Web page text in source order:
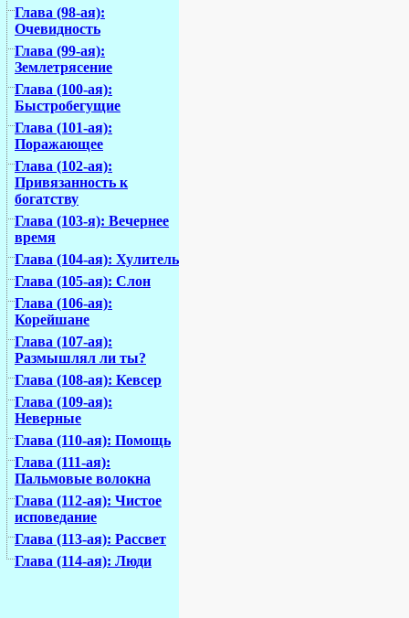
Глава (98-ая):
Очевидность
Глава (99-ая):
Землетрясение
Глава (100-ая):
Быстробегущие
Глава (101-ая):
Поражающее
Глава (102-ая):
Привязанность к
богатству
Глава (103-я): Вечернее
время
Глава (104-ая): Хулитель
Глава (105-ая): Слон
Глава (106-ая):
Корейшане
Глава (107-ая):
Размышлял ли ты?
Глава (108-ая): Кевсер
Глава (109-ая):
Неверные
Глава (110-ая): Помощь
Глава (111-ая):
Пальмовые волокна
Глава (112-ая): Чистое
исповедание
Глава (113-ая): Рассвет
Глава (114-ая): Люди